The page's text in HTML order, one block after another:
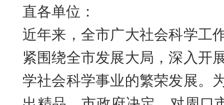
直各单位：
近年来，全市广大社会科学工
紧围绕全市发展大局，深入开
学社会科学事业的繁荣发展。